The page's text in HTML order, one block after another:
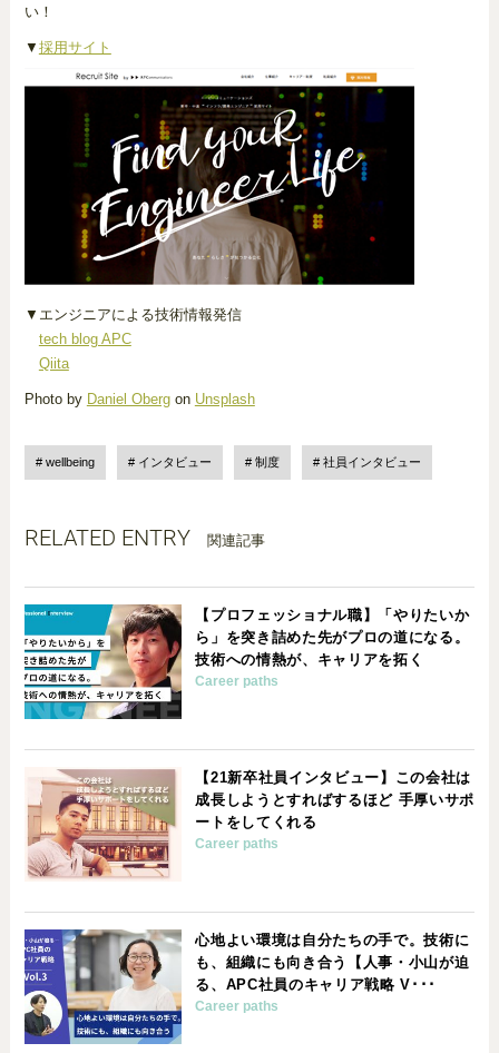
い！
▼ 採用サイト
▼エンジニアによる技術情報発信
tech blog APC
Qiita
Photo by Daniel Obergon Unsplash
wellbeing インタビュー 制度 社員インタビュー
RELATED ENTRY 関連記事
【プロフェッショナル職】「やりたいか
ら」を突き詰めた先がプロの道になる。
技術への情熱が、キャリアを拓く
Career paths
【21新卒社員インタビュー】この会社は
成長しようとすればするほど 手厚いサポ
ートをしてくれる
Career paths
心地よい環境は自分たちの手で。技術に
も、組織にも向き合う【人事・小山が迫
る、APC社員のキャリア戦略 V･･･
Career paths